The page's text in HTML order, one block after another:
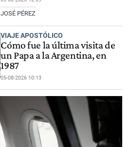
JOSÉ PÉREZ
VIAJE APOSTÓLICO
Cómo fue la última visita de
un Papa a la Argentina, en
1987
05-08-2026 10:13